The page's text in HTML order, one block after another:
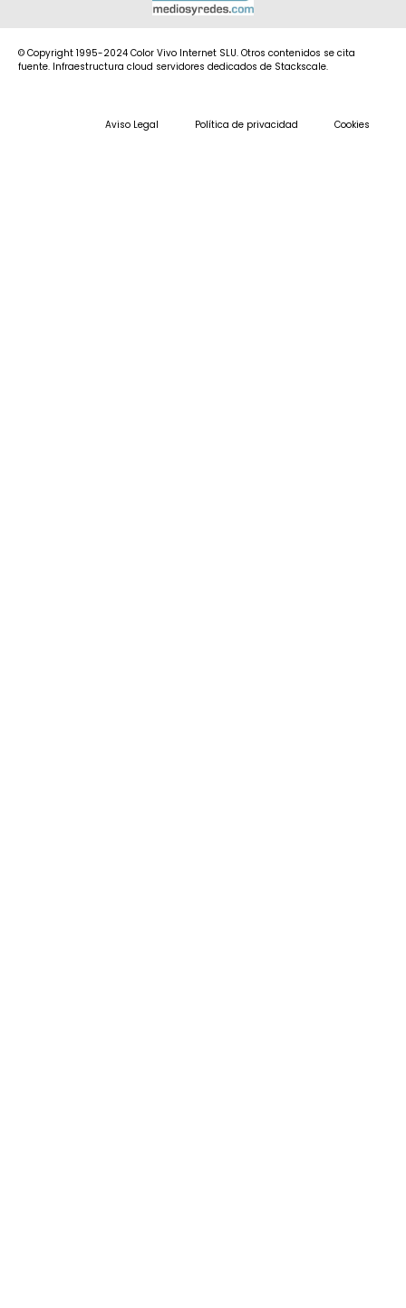
© Copyright 1995-2024 Color Vivo Internet SLU. Otros contenidos se cita
fuente. Infraestructura cloud servidores dedicados de Stackscale.
Aviso Legal Política de privacidad Cookies